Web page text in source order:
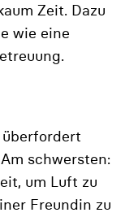
Zeit. Dazu
wie eine
schwersten:
um Luft zu
Freundin zu